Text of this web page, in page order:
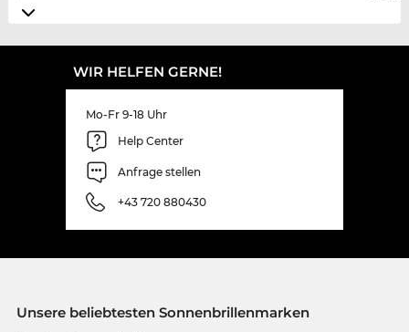
WIR HELFEN GERNE!
Mo-Fr 9-18 Uhr
Help Center
Anfrage stellen
+43 720 880430
Unsere beliebtesten Sonnenbrillenmarken